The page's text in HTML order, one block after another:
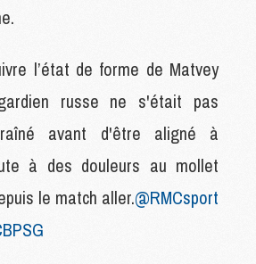
l’état de forme de Matvey
russe ne s'était pas
avant d'être aligné à
à des douleurs au mollet
le match aller.@RMCsport